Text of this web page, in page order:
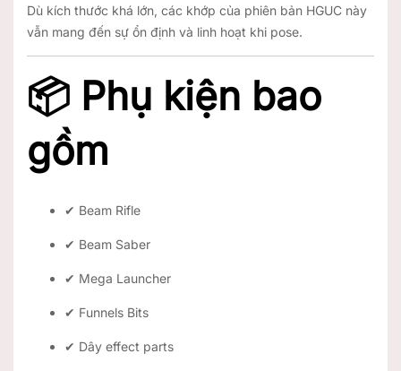
Dù kích thước khá lớn, các khớp của phiên bản HGUC này
vẫn mang đến sự ổn định và linh hoạt khi pose.
📦 Phụ kiện bao
gồm
✔ Beam Rifle
✔ Beam Saber
✔ Mega Launcher
✔ Funnels Bits
✔ Dây effect parts